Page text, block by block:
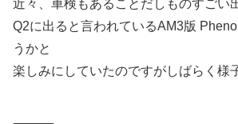
近々、車検もあることだしものすごい
Q2に出ると言われているAM3版
うかと
楽しみにしていたのですがしばらく様